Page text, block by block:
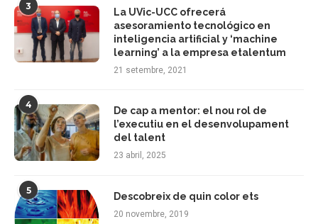
3
La UVic-UCC ofrecerá
asesoramiento tecnológico en
inteligencia artificial y ‘machine
learning’ a la empresa etalentum
21 setembre, 2021
4
De cap a mentor: el nou rol de
l’executiu en el desenvolupament
del talent
23 abril, 2025
5
Descobreix de quin color ets
20 novembre, 2019